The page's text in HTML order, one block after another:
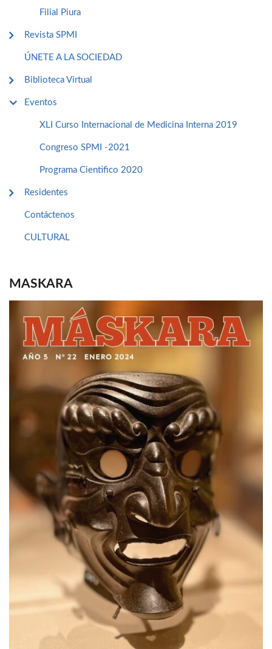
Filial Piura
Revista SPMI
ÚNETE A LA SOCIEDAD
Biblioteca Virtual
Eventos
XLI Curso Internacional de Medicina Interna 2019
Congreso SPMI -2021
Programa Cientifico 2020
Residentes
Contáctenos
CULTURAL
MASKARA